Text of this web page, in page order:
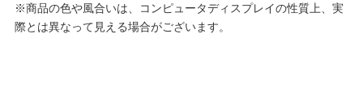
※商品の色や風合いは、コンピュータディスプレイの性質上、実
際とは異なって見える場合がございます。